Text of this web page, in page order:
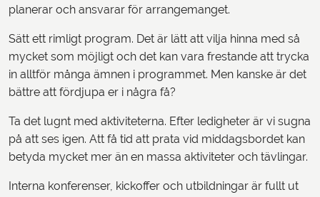
planerar och ansvarar för arrangemanget.
Sätt ett rimligt program. Det är lätt att vilja hinna med så
mycket som möjligt och det kan vara frestande att trycka
in alltför många ämnen i programmet. Men kanske är det
bättre att fördjupa er i några få?
Ta det lugnt med aktiviteterna. Efter ledigheter är vi sugna
på att ses igen. Att få tid att prata vid middagsbordet kan
betyda mycket mer än en massa aktiviteter och tävlingar.
Interna konferenser, kickoffer och utbildningar är fullt ut